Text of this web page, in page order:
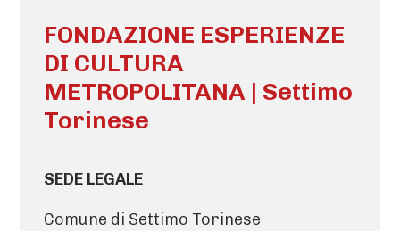
FONDAZIONE ESPERIENZE
DI CULTURA
METROPOLITANA | Settimo
Torinese
SEDE LEGALE
Comune di Settimo Torinese